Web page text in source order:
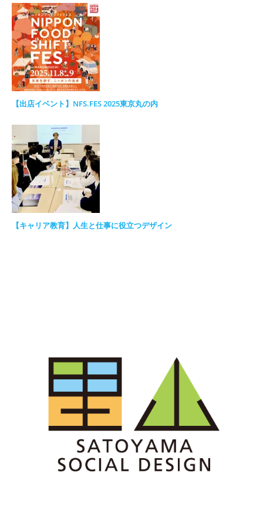
【出店イベント】NFS.FES 2025東京丸の内
【キャリア教育】人生と仕事に役立つデザイン